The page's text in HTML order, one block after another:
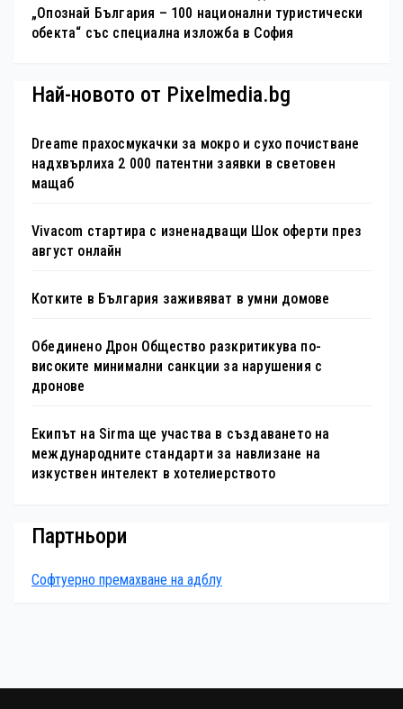
„Опознай България – 100 национални туристически
обекта“ със специална изложба в София
Най-новото от Pixelmedia.bg
Dreame прахосмукачки за мокро и сухо почистване
надхвърлиха 2 000 патентни заявки в световен
мащаб
Vivacom стартира с изненадващи Шок оферти през
август онлайн
Котките в България заживяват в умни домове
Обединено Дрон Общество разкритикува по-
високите минимални санкции за нарушения с
дронове
Екипът на Sirma ще участва в създаването на
международните стандарти за навлизане на
изкуствен интелект в хотелиерството
Партньори
Софтуерно премахване на адблу